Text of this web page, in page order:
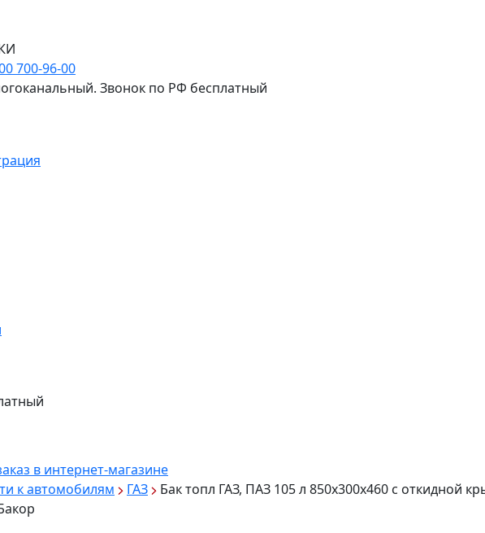
700-96-00
Звонок по РФ бесплатный
в интернет-магазине
к автомобилям ГАЗ
Бак топл ГАЗ, ПАЗ 105 л 850х300х460 с откидной